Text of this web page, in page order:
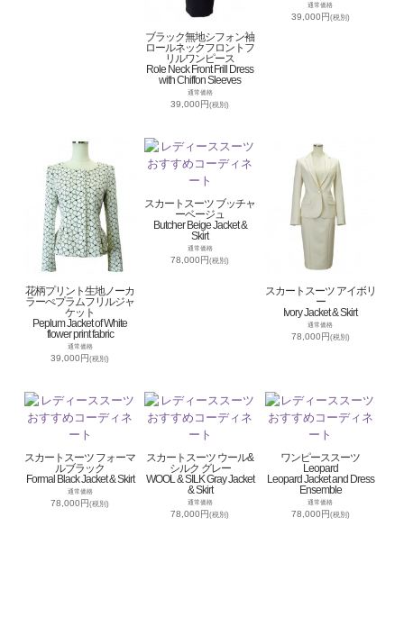
ブラック無地シフォン袖
ロールネックフロントフ
リルワンピース
Role Neck Front Frill Dress
with Chiffon Sleeves
通常価格
39,000円(税別)
通常価格
39,000円(税別)
花柄プリント生地ノーカ
ラーぺプラムフリルジャ
ケット
Peplum Jacket of White
flower print fabric
通常価格
39,000円(税別)
スカートスーツ ブッチャ
ーベージュ
Butcher Beige Jacket &
Skirt
通常価格
78,000円(税別)
スカートスーツ アイボリ
ー
Ivory Jacket & Skirt
通常価格
78,000円(税別)
スカートスーツ フォーマ
ルブラック
Formal Black Jacket & Skirt
通常価格
78,000円(税別)
スカートスーツ ウール&
シルク グレー
WOOL & SILK Gray Jacket
& Skirt
通常価格
78,000円(税別)
ワンピーススーツ
Leopard
Leopard Jacket and Dress
Ensemble
通常価格
78,000円(税別)